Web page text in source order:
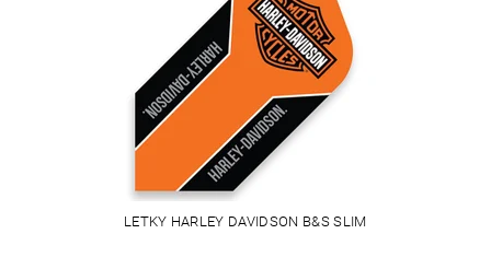
LETKY HARLEY DAVIDSON B&S SLIM